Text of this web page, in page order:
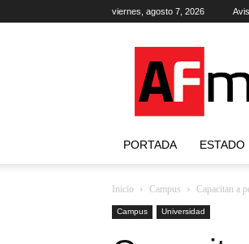
viernes, agosto 7, 2026
PORTADA ESTADO
Inicio Campus Capacitan a
Campus Universidad